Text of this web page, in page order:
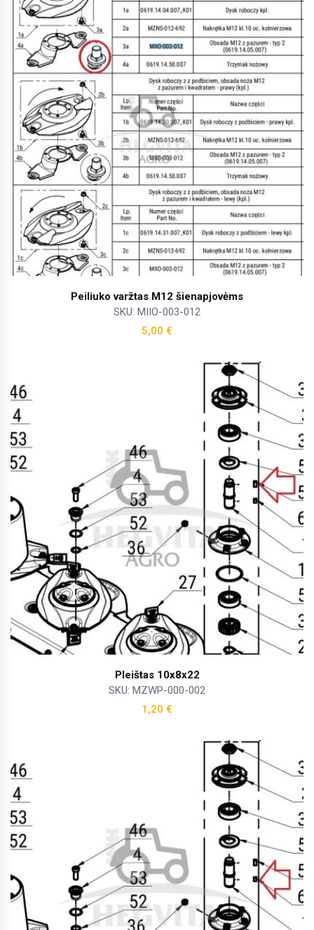
Peiliuko varžtas M12 šienapjovėms
SKU: MIIO-003-012
5,00 €
Pleištas 10x8x22
SKU: MZWP-000-002
1,20 €